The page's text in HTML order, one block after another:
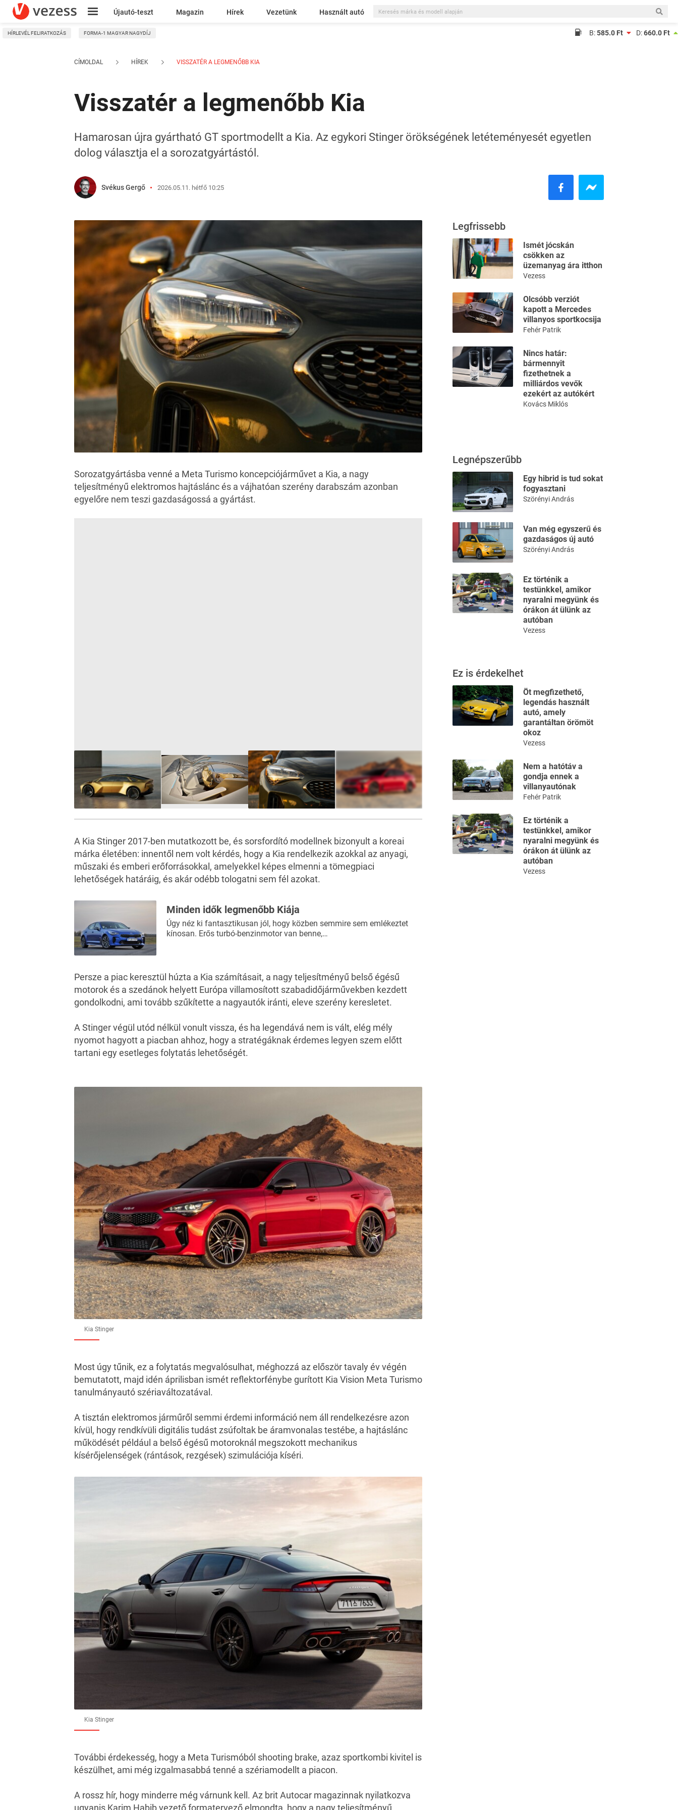
Újautó-teszt Magazin Hírek Vezetünk Használt autó
Kresz
HÍRLEVÉL FELIRATKOZÁS FORMA-1 MAGYAR NAGYDÍJ B:585.0 Ft D:660.0 Ft
CÍMOLDAL HÍREK VISSZATÉR A LEGMENŐBB KIA
Visszatér a legmenőbb Kia
Hamarosan újra gyártható GT sportmodellt a Kia. Az egykori Stinger örökségének letéteményesét egyetlen
dolog választja el a sorozatgyártástól.
Svékus Gergő 2026.05.11. hétfő 10:25
Sorozatgyártásba venné a Meta Turismo koncepciójárművet a Kia, a nagy
teljesítményű elektromos hajtáslánc és a vájhatóan szerény darabszám azonban
egyelőre nem teszi gazdaságossá a gyártást.
A Kia Stinger 2017-ben mutatkozott be, és sorsfordító modellnek bizonyult a koreai
márka életében: innentől nem volt kérdés, hogy a Kia rendelkezik azokkal az anyagi,
műszaki és emberi erőforrásokkal, amelyekkel képes elmenni a tömegpiaci
lehetőségek határáig, és akár odébb tologatni sem fél azokat.
Minden idők legmenőbb Kiája
Úgy néz ki fantasztikusan jól, hogy közben semmire sem emlékeztet
kínosan. Erős turbó-benzinmotor van benne,…
Persze a piac keresztül húzta a Kia számításait, a nagy teljesítményű belső égésű
motorok és a szedánok helyett Európa villamosított szabadidőjárművekben kezdett
gondolkodni, ami tovább szűkítette a nagyautók iránti, eleve szerény keresletet.
A Stinger végül utód nélkül vonult vissza, és ha legendává nem is vált, elég mély
nyomot hagyott a piacban ahhoz, hogy a stratégáknak érdemes legyen szem előtt
tartani egy esetleges folytatás lehetőségét.
Kia Stinger
Most úgy tűnik, ez a folytatás megvalósulhat, méghozzá az előszörtavaly év végén
bemutatott, majd idén áprilisban ismét reflektorfénybe gurított Kia Vision Meta Turismo
tanulmányautó szériaváltozatával.
A tisztán elektromos járműről semmi érdemi információ nem áll rendelkezésre azon
kívül, hogy rendkívüli digitális tudást zsúfoltak be áramvonalas testébe, a hajtáslánc
működését például a belső égésű motoroknál megszokott mechanikus
kísérőjelenségek (rántások, rezgések) szimulációja kíséri.
Kia Stinger
További érdekesség, hogy a Meta Turismóból shooting brake, azaz sportkombi kivitel is
készülhet, ami még izgalmasabbá tenné a szériamodellt a piacon.
A rossz hír, hogy minderre még várnunk kell. Az britAutocar magazinnak nyilatkozva
ugyanis Karim Habib vezető formatervező elmondta, hogy a nagy teljesítményű
Legfrissebb
Ismét jócskán
csökken az
üzemanyag ára itthon
Vezess
Olcsóbb verziót
kapott a Mercedes
villanyos sportkocsija
Fehér Patrik
Nincs határ:
bármennyit
fizethetnek a
milliárdos vevők
ezekért az autókért
Kovács Miklós
Legnépszerűbb
Egy hibrid is tud sokat
fogyasztani
Szörényi András
Van még egyszerű és
gazdaságos új autó
Szörényi András
Ez történik a
testünkkel, amikor
nyaralni megyünk és
órákon át ülünk az
autóban
Vezess
Ez is érdekelhet
Öt megfizethető,
legendás használt
autó, amely
garantáltan örömöt
okoz
Vezess
Nem a hatótáv a
gondja ennek a
villanyautónak
Fehér Patrik
Ez történik a
testünkkel, amikor
nyaralni megyünk és
órákon át ülünk az
autóban
Vezess